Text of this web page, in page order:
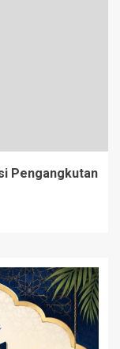
Pengangkutan